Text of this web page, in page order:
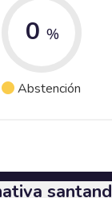
0 %
Abstención